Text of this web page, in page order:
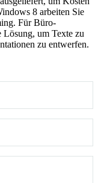
8 arbeiten Sie
Für Büro-
um Texte zu
zu entwerfen.